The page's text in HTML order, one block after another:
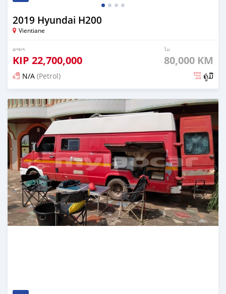
2019 Hyundai H200
Vientiane
ລາຄາ
KIP 22,700,000
ໄມ
80,000 KM
N/A (Petrol) ຄູ່ມື
ໂພດ almost 3 years ກ່ອນ ໜ້າ ນີ້